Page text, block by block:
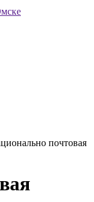
почтовая